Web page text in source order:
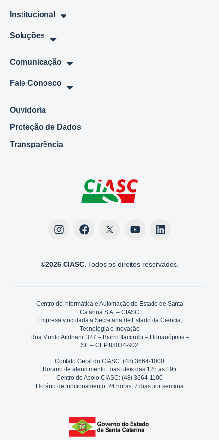
Institucional
Soluções
Comunicação
Fale Conosco
Ouvidoria
Proteção de Dados
Transparência
©2026 CIASC. Todos os direitos reservados.
Centro de Informática e Automação do Estado de Santa
Catarina S.A. – CIASC
Empresa vinculada à Secretaria de Estado da Ciência,
Tecnologia e Inovação
Rua Murilo Andriani, 327 – Bairro Itacorubi – Florianópolis –
SC – CEP 88034-902
Contato Geral do CIASC: (48) 3664-1000
Horário de atendimento: dias úteis das 12h às 19h
Centro de Apoio CIASC: (48) 3664-1100
Horário de funcionamento: 24 horas, 7 dias por semana